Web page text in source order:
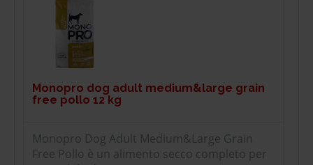
Monopro dog adult medium&large grain
free pollo 12 kg
Monopro Dog Adult Medium&Large Grain
Free Pollo è un alimento secco completo per